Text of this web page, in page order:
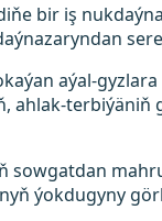
bir iş
aýal-
ahlak-terbiýäniň
sowgatdan
ýokdugyny